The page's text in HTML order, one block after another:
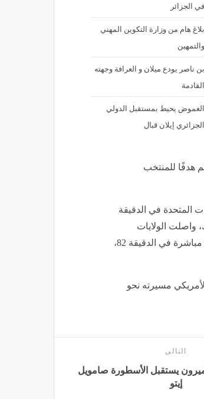
في الجزائر
بلاغ هام من وزارة التكوين المهني
والتمهين
بن ناصر يودع ميلان و الغرافة وجهته
القادمة
الغموض يحيط بمستقبل الدولي
الجزائري إيلان قبال
هدفًا للمنتخب
المتحدة في الدقيقة
بالوجون في الدقيقة 63. ورغم ذلك، واصلت الولايات
المتحدة ضغطها، وتمكن مالك تيلمان من تسجيل الهدف الثاني من ركلة حرة مباشرة في الدقيقة 82،
مسيرته نحو
التالى
يستقبل الأسطورة صامويل
إيتو